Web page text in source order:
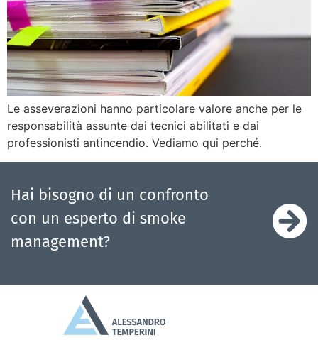
Le asseverazioni hanno particolare valore anche per le
responsabilità assunte dai tecnici abilitati e dai
professionisti antincendio. Vediamo qui perché.
Hai bisogno di un confronto
con un esperto di smoke
management?